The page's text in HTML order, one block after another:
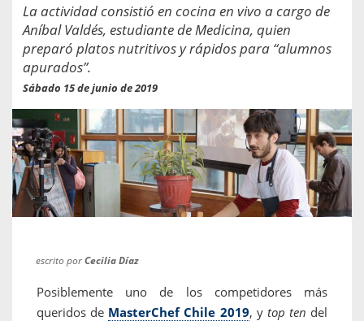
La actividad consistió en cocina en vivo a cargo de
Aníbal Valdés, estudiante de Medicina, quien
preparó platos nutritivos y rápidos para “alumnos
apurados”.
Sábado 15 de junio de 2019
escrito porCecilia Díaz
Posiblemente uno de los competidores más
queridos de MasterChef Chile 2019, y top ten del